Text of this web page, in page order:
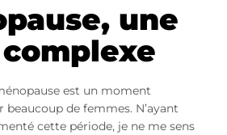
une
est un moment
de femmes. N’ayant
cette période, je ne me sens